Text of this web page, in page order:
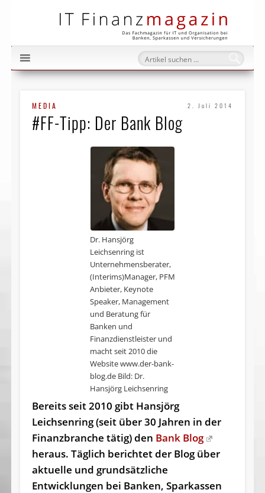
MEDIA 2. Juli 2014
#FF-Tipp: Der Bank Blog
Dr. Hansjörg
Leichsenring ist
Unternehmensberater,
(Interims)Manager, PFM
Anbieter, Keynote
Speaker, Management
und Beratung für
Banken und
Finanzdienstleister und
macht seit 2010 die
Website www.der-bank-
blog.de Bild: Dr.
Hansjörg Leichsenring
Bereits seit 2010 gibt Hansjörg
Leichsenring (seit über 30 Jahren in der
Finanzbranche tätig) den Bank Blog
heraus. Täglich berichtet der Blog über
aktuelle und grundsätzliche
Entwicklungen bei Banken, Sparkassen